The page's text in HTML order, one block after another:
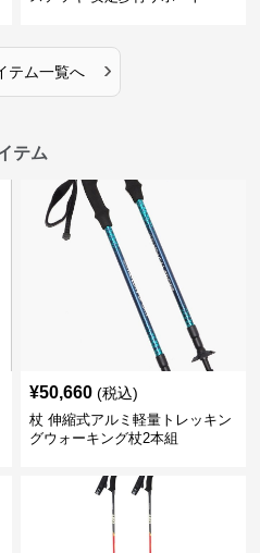
テム一覧へ ›
テム
¥50,660 (税込)
杖 伸縮式アルミ軽量トレッキン
グウォーキング杖2本組